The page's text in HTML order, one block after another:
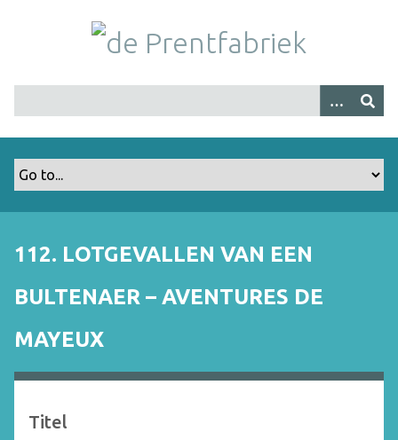
h
112. LOTGEVALLEN VAN EEN
BULTENAER – AVENTURES DE
MAYEUX
Titel